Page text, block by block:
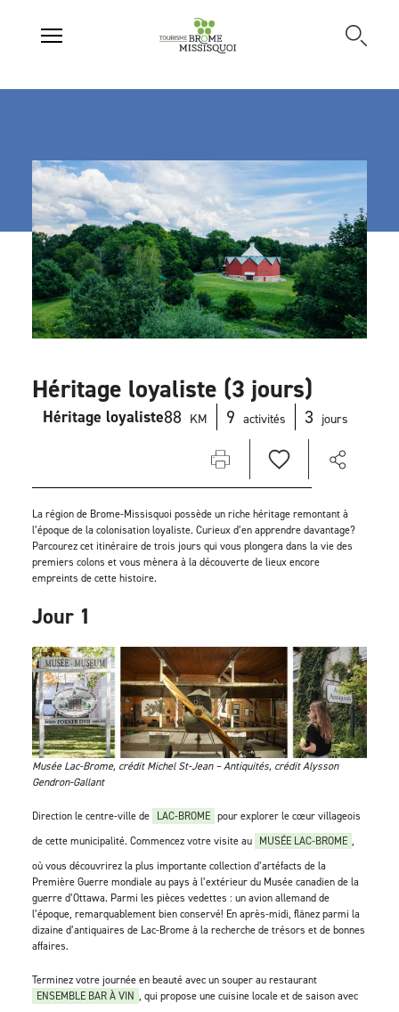
Héritage loyaliste (3 jours)
Héritage loyaliste88 KM 9 activités 3 jours
La région de Brome-Missisquoi possède un riche héritage remontant à
l’époque de la colonisation loyaliste. Curieux d’en apprendre davantage?
Parcourez cet itinéraire de trois jours qui vous plongera dans la vie des
premiers colons et vous mènera à la découverte de lieux encore
empreints de cette histoire.
Jour 1
Musée Lac-Brome, crédit Michel St-Jean – Antiquités, crédit Alysson
Gendron-Gallant
Direction le centre-ville de LAC-BROME pour explorer le cœur villageois
de cette municipalité. Commencez votre visite au MUSÉE LAC-BROME ,
où vous découvrirez la plus importante collection d’artéfacts de la
Première Guerre mondiale au pays à l’extérieur du Musée canadien de la
guerre d’Ottawa. Parmi les pièces vedettes : un avion allemand de
l’époque, remarquablement bien conservé! En après-midi, flânez parmi la
dizaine d’antiquaires de Lac-Brome à la recherche de trésors et de bonnes
affaires.
Terminez votre journée en beauté avec un souper au restaurant
ENSEMBLE BAR À VIN , qui propose une cuisine locale et de saison avec